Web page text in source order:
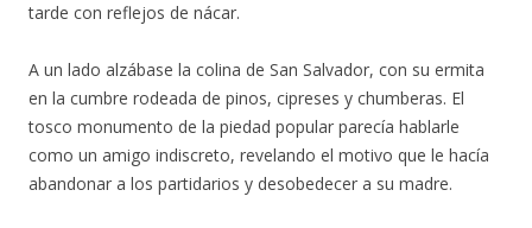
tarde con reflejos de nácar.
A un lado alzábase la colina de San Salvador, con su ermita
en la cumbre rodeada de pinos, cipreses y chumberas. El
tosco monumento de la piedad popular parecía hablarle
como un amigo indiscreto, revelando el motivo que le hacía
abandonar a los partidarios y desobedecer a su madre.